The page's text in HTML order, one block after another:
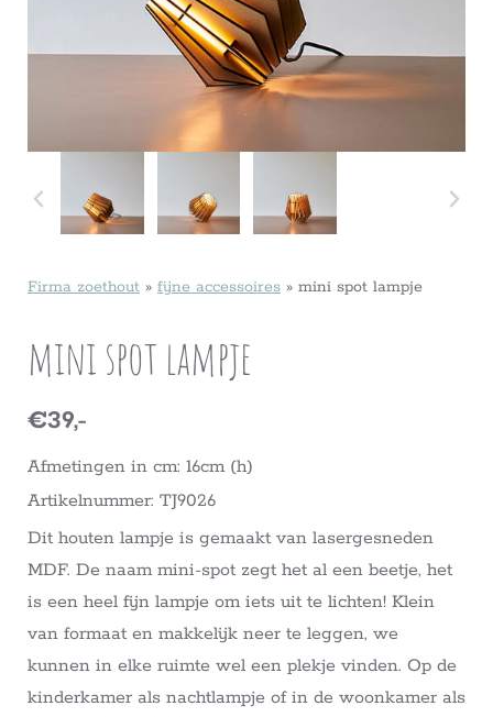
Firma zoethout » fijne accessoires » mini spot lampje
mini spot lampje
€39,-
Afmetingen in cm: 16cm (h)
Artikelnummer: TJ9026
Dit houten lampje is gemaakt van lasergesneden
MDF. De naam mini-spot zegt het al een beetje, het
is een heel fijn lampje om iets uit te lichten! Klein
van formaat en makkelijk neer te leggen, we
kunnen in elke ruimte wel een plekje vinden. Op de
kinderkamer als nachtlampje of in de woonkamer als